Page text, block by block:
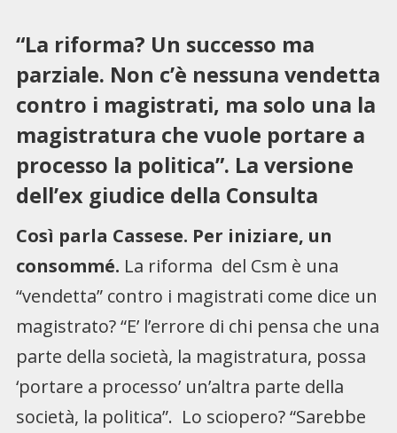
“La riforma? Un successo ma
parziale. Non c’è nessuna vendetta
contro i magistrati, ma solo una la
magistratura che vuole portare a
processo la politica”. La versione
dell’ex giudice della Consulta
Così parla Cassese. Per iniziare, un
consommé. La riforma del Csm è una
“vendetta” contro i magistrati come dice un
magistrato? “E’ l’errore di chi pensa che una
parte della società, la magistratura, possa
‘portare a processo’ un’altra parte della
società, la politica”. Lo sciopero? “Sarebbe